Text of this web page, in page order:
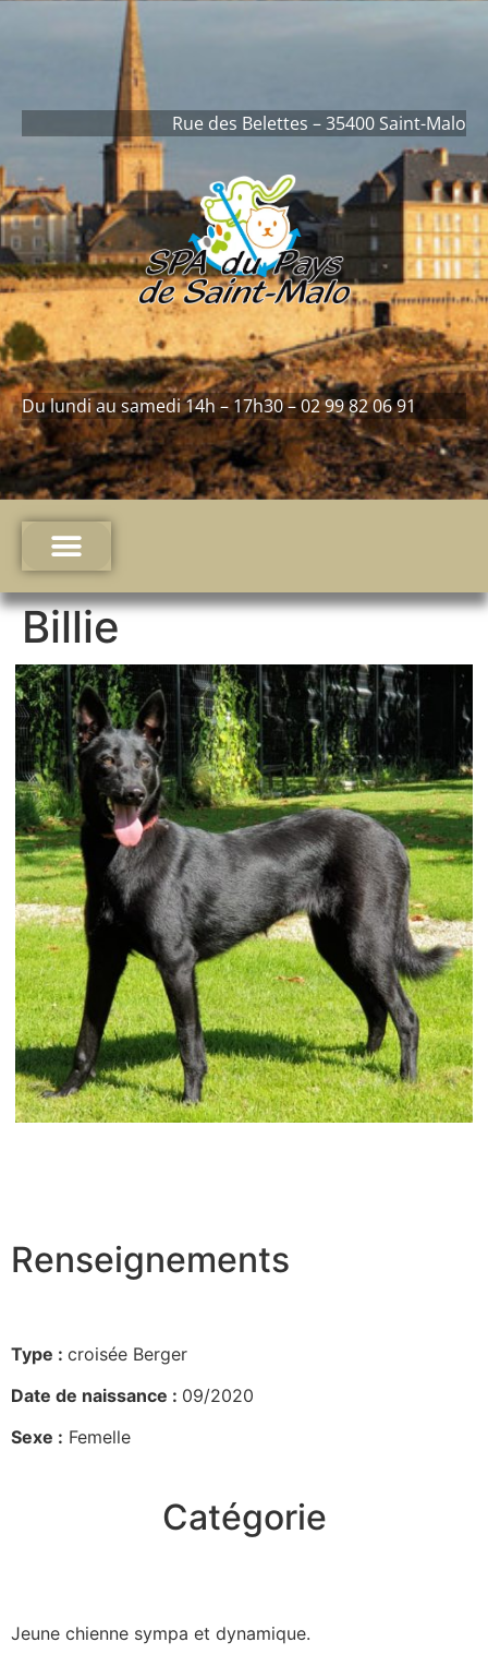
Rue des Belettes – 35400 Saint-Malo
Du lundi au samedi 14h – 17h30 – 02 99 82 06 91
Billie
Renseignements
Type : croisée Berger
Date de naissance : 09/2020
Sexe : Femelle
Catégorie
Jeune chienne sympa et dynamique.